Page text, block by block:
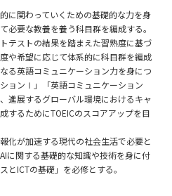
に関わっていくための基礎的な力を身
必要な教養を養う科目群を編成する。
テストの結果を踏まえた習熟度に基づ
や希望に応じて体系的に科目群を編成
る英語コミュニケーション力を身につ
ョンⅠ」「英語コミュニケーション
進展するグローバル環境におけるキャ
するためにTOEICのスコアアップを目
化が加速する現代の社会生活で必要と
に関する基礎的な知識や技術を身に付
とICTの基礎」を必修とする。